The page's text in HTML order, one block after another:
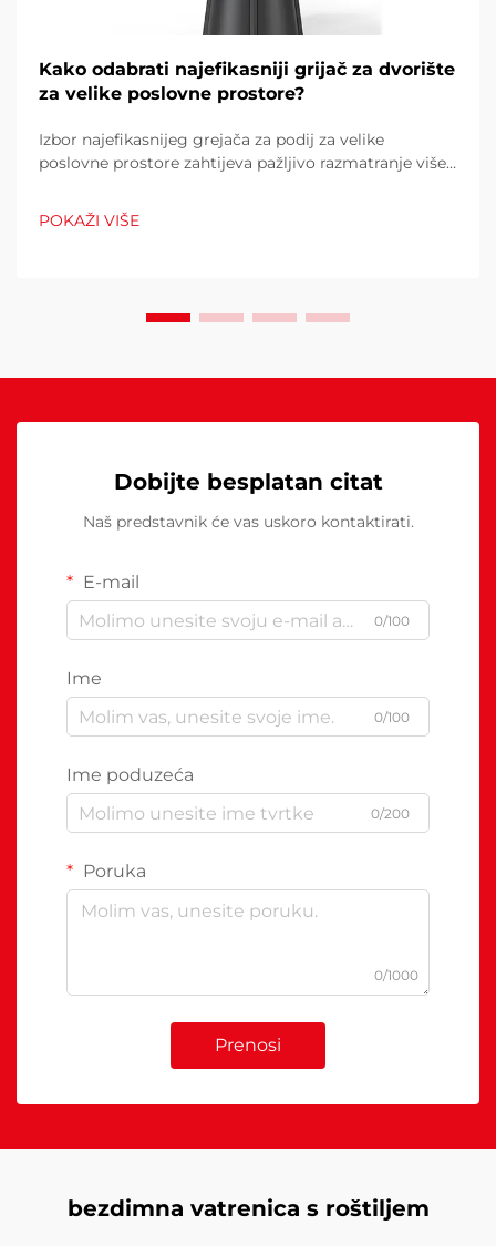
Kako odabrati najefikasniji grijač za dvorište
za velike poslovne prostore?
Izbor najefikasnijeg grejača za podij za velike
poslovne prostore zahtijeva pažljivo razmatranje više
udobnost kupaca i potrošnju energije. Pogrešan izbor
može rezultirati neadekvatnom toplinom...
POKAŽI VIŠE
Dobijte besplatan citat
Naš predstavnik će vas uskoro kontaktirati.
E-mail
0/100
Ime
0/100
Ime poduzeća
0/200
Poruka
0/1000
Prenosi
bezdimna vatrenica s roštiljem